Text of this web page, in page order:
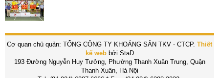
Cơ quan chủ quản: TỔNG CÔNG TY KHOÁNG SẢN TKV - CTCP. Thiết
kế webbởi StaD
193 Đường Nguyễn Huy Tưởng, Phường Thanh Xuân Trung, Quận
Thanh Xuân, Hà Nội